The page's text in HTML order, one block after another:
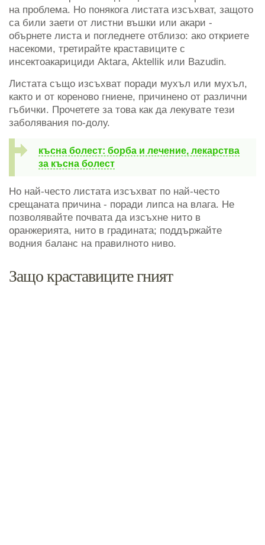
на проблема. Но понякога листата изсъхват, защото
са били заети от листни въшки или акари -
обърнете листа и погледнете отблизо: ако откриете
насекоми, третирайте краставиците с
инсектоакарициди Aktara, Aktellik или Bazudin.
Листата също изсъхват поради мухъл или мухъл,
както и от кореново гниене, причинено от различни
гъбички. Прочетете за това как да лекувате тези
заболявания по-долу.
късна болест: борба и лечение, лекарства
за късна болест
Но най-често листата изсъхват по най-често
срещаната причина - поради липса на влага. Не
позволявайте почвата да изсъхне нито в
оранжерията, нито в градината; поддържайте
водния баланс на правилното ниво.
Защо краставиците гният